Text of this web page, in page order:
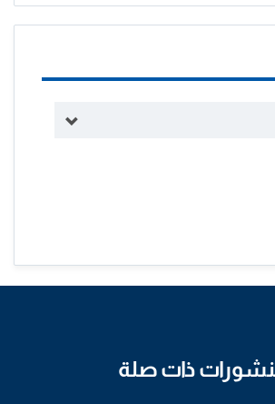
ذات صلة